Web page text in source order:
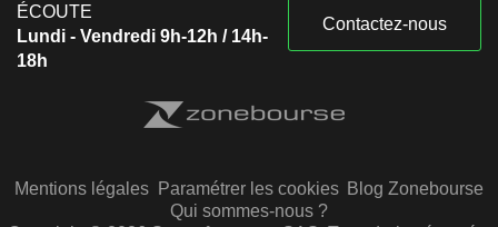
ÉCOUTE
Lundi - Vendredi 9h-12h / 14h-
18h
Contactez-nous
Mentions légales Paramétrer les cookies Blog Zonebourse
Qui sommes-nous ?